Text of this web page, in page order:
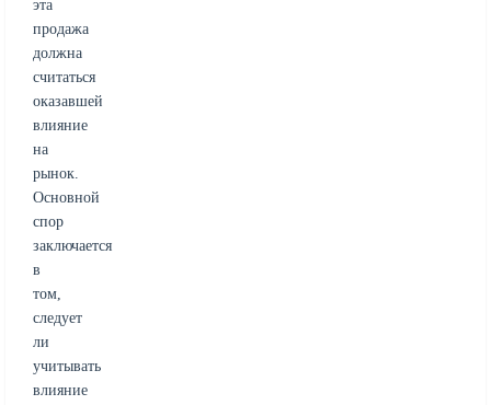
эта
продажа
должна
считаться
оказавшей
влияние
на
рынок.
Основной
спор
заключается
в
том,
следует
ли
учитывать
влияние